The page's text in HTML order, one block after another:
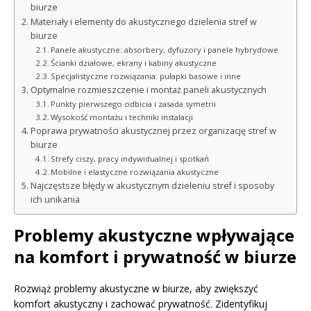
biurze
Materiały i elementy do akustycznego dzielenia stref w
biurze
Panele akustyczne: absorbery, dyfuzory i panele hybrydowe
Ścianki działowe, ekrany i kabiny akustyczne
Specjalistyczne rozwiązania: pułapki basowe i inne
Optymalne rozmieszczenie i montaż paneli akustycznych
Punkty pierwszego odbicia i zasada symetrii
Wysokość montażu i techniki instalacji
Poprawa prywatności akustycznej przez organizację stref w
biurze
Strefy ciszy, pracy indywidualnej i spotkań
Mobilne i elastyczne rozwiązania akustyczne
Najczęstsze błędy w akustycznym dzieleniu stref i sposoby
ich unikania
Problemy akustyczne wpływające
na komfort i prywatność w biurze
Rozwiąż problemy akustyczne w biurze, aby zwiększyć
komfort akustyczny i zachować prywatność. Zidentyfikuj